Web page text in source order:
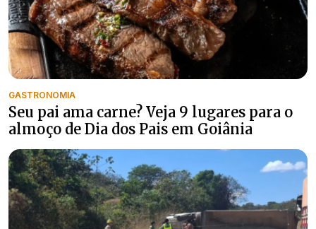
GASTRONOMIA
Seu pai ama carne? Veja 9 lugares para o
almoço de Dia dos Pais em Goiânia